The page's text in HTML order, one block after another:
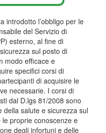
introdotto l’obbligo per le
del Servizio di
esterno, al fine di
sul posto di
modo efficace e
specifici corsi di
di acquisire le
necessarie. I corsi di
dal D.lgs 81/2008 sono
della salute e sicurezza sul
proprie conoscenze e
degli infortuni e delle